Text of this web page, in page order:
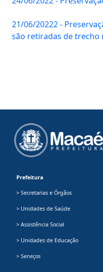
21/06/20222 -
são retiradas de trecho
Prefeitura
> Secretarias e Órgãos
> Unidades de Saúde
> Assistência Social
> Unidades de Educação
> Serviços